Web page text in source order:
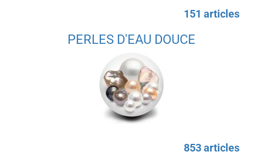
151 articles
PERLES D'EAU DOUCE
853 articles